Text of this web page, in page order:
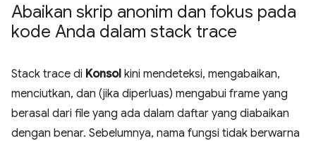
Abaikan skrip anonim dan fokus pada
kode Anda dalam stack trace
Stack trace di Konsol kini mendeteksi, mengabaikan,
menciutkan, dan (jika diperluas) mengabui frame yang
berasal dari file yang ada dalam daftar yang diabaikan
dengan benar. Sebelumnya, nama fungsi tidak berwarna